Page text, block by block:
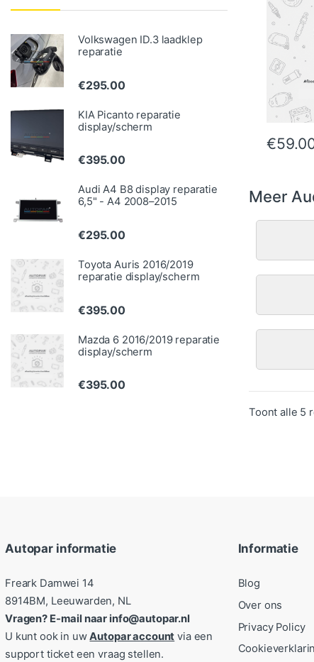
€
Meer
Toont alle 5
Volkswagen ID.3 laadklep
reparatie
€295.00
KIA Picanto reparatie
display/scherm
€395.00
Audi A4 B8 display reparatie
6,5" - A4 2008–2015
€295.00
Toyota Auris 2016/2019
reparatie display/scherm
€395.00
Mazda 6 2016/2019 reparatie
display/scherm
€395.00
Autopar informatie
Freark Damwei 14
8914BM, Leeuwarden, NL
Vragen? E-mail naar info@autopar.nl
U kunt ook in uwAutopar account via een
support ticket een vraag stellen.
Informatie
Blog
Over ons
Privacy Policy